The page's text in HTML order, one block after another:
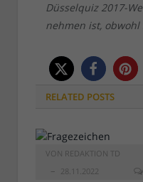
Düsselquiz 2017-
nehmen ist, obwohl
RELATED POSTS
VON REDAKTION TD
28.11.2022